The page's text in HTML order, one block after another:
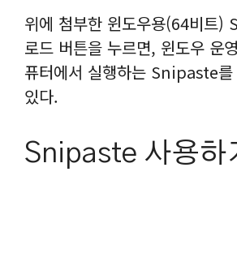
위에 첨부한 윈도우용(64비트
로드 버튼을 누르면, 윈도우 운
퓨터에서 실행하는 Snipaste를
있다.
Snipaste 사용하